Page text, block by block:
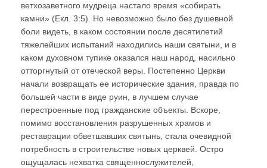
ветхозаветного мудреца настало время «собирать
камни» (Екл. 3:5). Но невозможно было без душевной
боли видеть, в каком состоянии после десятилетий
тяжелейших испытаний находились наши святыни, и в
каком духовном тупике оказался наш народ, насильно
отторгнутый от отеческой веры. Постепенно Церкви
начали возвращать ее исторические здания, правда по
большей части в виде руин, в лучшем случае
перестроенные под гражданские объекты. Вскоре,
помимо восстановления разрушенных храмов и
реставрации обветшавших святынь, стала очевидной
потребность в строительстве новых церквей. Остро
ощущалась нехватка священнослужителей,